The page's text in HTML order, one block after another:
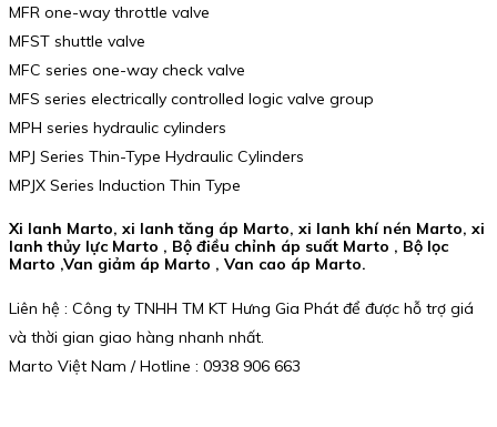
MFR one-way throttle valve
MFST shuttle valve
MFC series one-way check valve
MFS series electrically controlled logic valve group
MPH series hydraulic cylinders
MPJ Series Thin-Type Hydraulic Cylinders
MPJX Series Induction Thin Type
Xi lanh Marto, xi lanh tăng áp Marto, xi lanh khí nén Marto, xi
lanh thủy lực Marto , Bộ điều chỉnh áp suất Marto , Bộ lọc
Marto ,Van giảm áp Marto , Van cao áp Marto.
Liên hệ : Công ty TNHH TM KT Hưng Gia Phát để được hỗ trợ giá
và thời gian giao hàng nhanh nhất.
Marto Việt Nam / Hotline : 0938 906 663